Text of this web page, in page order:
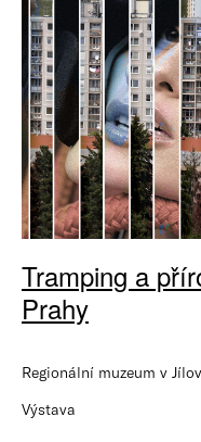
Tramping a
Prahy
Regionální muzeum v
Výstava